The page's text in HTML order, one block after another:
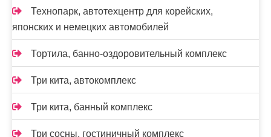
Технопарк, автотехцентр для корейских,
японских и немецких автомобилей
Тортила, банно-оздоровительный комплекс
Три кита, автокомплекс
Три кита, банный комплекс
Три сосны, гостиничный комплекс